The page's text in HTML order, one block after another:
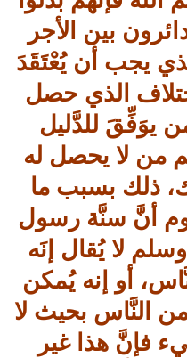
بين الأجر
يجب أن يُعْتَقَدَ
الذي حصل
يوَفِّقَ للدَّليل
من لا يحصل له
ذلك بسبب ما
أنَّ سنَّة رسول
لا يُقال إنَه
أو إنه يُمكن
النَّاس بحيث لا
فإنَّ هذا غير